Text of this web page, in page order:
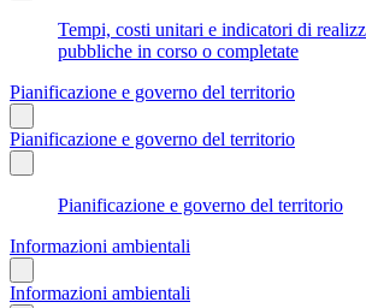
Tempi, costi unitari e indicatori di
pubbliche in corso o completate
Pianificazione e governo del territorio
Pianificazione e governo del territorio
Pianificazione e governo del territorio
Informazioni ambientali
Informazioni ambientali